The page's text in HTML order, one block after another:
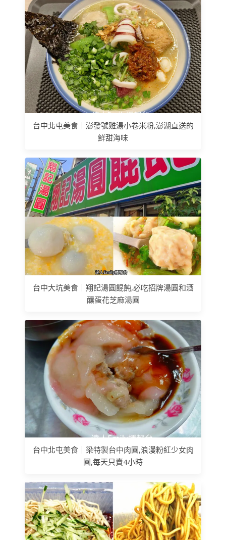
台中北屯美食｜澎發號雞湯小卷米粉,澎湖直送的
鮮甜海味
台中大坑美食｜翔記湯圓餛飩,必吃招牌湯圓和酒
釀蛋花芝麻湯圓
台中北屯美食｜梁特製台中肉圓,浪漫粉紅少女肉
圓,每天只賣4小時